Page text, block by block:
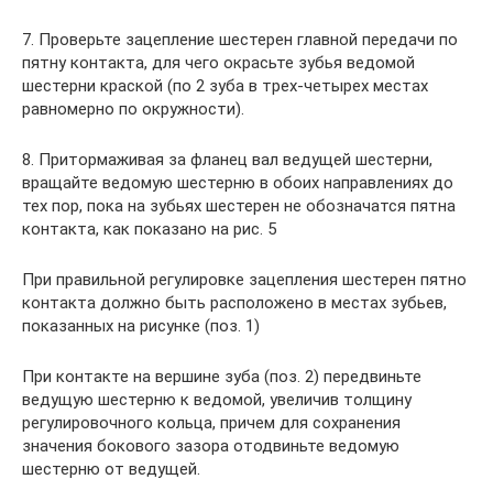
7. Проверьте зацепление шестерен главной передачи по
пятну контакта, для чего окрасьте зубья ведомой
шестерни краской (по 2 зуба в трех-четырех местах
равномерно по окружности).
8. Притормаживая за фланец вал ведущей шестерни,
вращайте ведомую шестерню в обоих направлениях до
тех пор, пока на зубьях шестерен не обозначатся пятна
контакта, как показано на рис. 5
При правильной регулировке зацепления шестерен пятно
контакта должно быть расположено в местах зубьев,
показанных на рисунке (поз. 1)
При контакте на вершине зуба (поз. 2) передвиньте
ведущую шестерню к ведомой, увеличив толщину
регулировочного кольца, причем для сохранения
значения бокового зазора отодвиньте ведомую
шестерню от ведущей.